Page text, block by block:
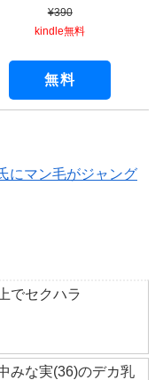
¥390
kindle無料
無料
にマン毛がジャング
でセクハラ
みな実(36)のデカ乳